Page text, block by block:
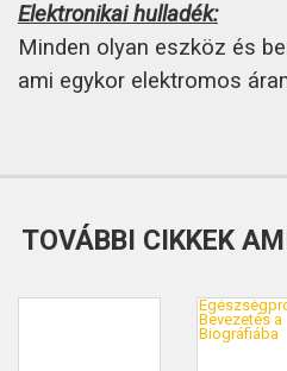
Elektronikai hulladék:
Minden olyan eszköz és
ami egykor elektromos
TOVÁBBI CIKKEK